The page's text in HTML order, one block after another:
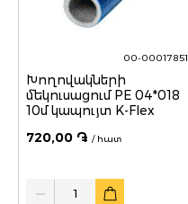
00-00017851
Խողովակների
մեկուսացում PE 04*018
10մ կապույտ K-Flex
720,00 ֏ / հատ